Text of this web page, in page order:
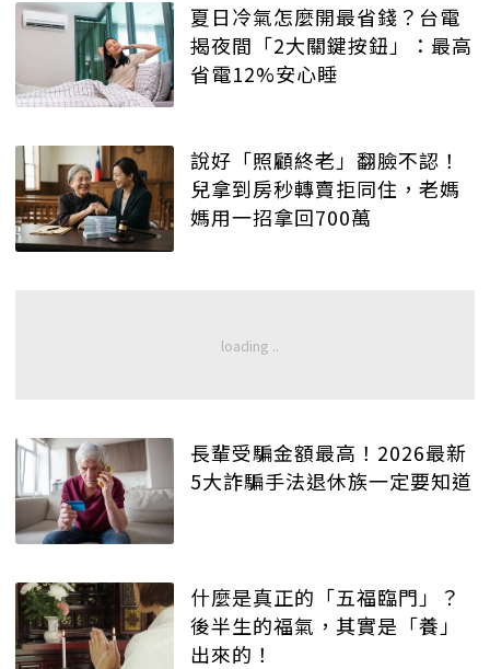
夏日冷氣怎麼開最省錢？台電
揭夜間「2大關鍵按鈕」：最高
省電12%安心睡
說好「照顧終老」翻臉不認！
兒拿到房秒轉賣拒同住，老媽
媽用一招拿回700萬
長輩受騙金額最高！2026最新
5大詐騙手法退休族一定要知道
什麼是真正的「五福臨門」？
後半生的福氣，其實是「養」
出來的！